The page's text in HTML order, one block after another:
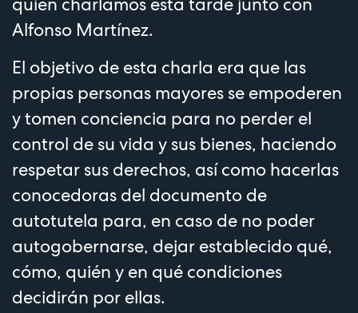
Alfonso Martínez.
El objetivo de esta charla era que las
propias personas mayores se empoderen
y tomen conciencia para no perder el
control de su vida y sus bienes, haciendo
respetar sus derechos, así como hacerlas
conocedoras del documento de
autotutela para, en caso de no poder
autogobernarse, dejar establecido qué,
cómo, quién y en qué condiciones
decidirán por ellas.